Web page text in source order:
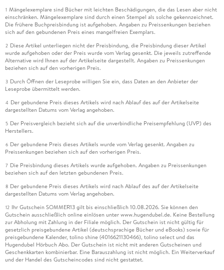
1 Mängelexemplare sind Bücher mit leichten Beschädigungen, die das Lesen aber nicht
einschränken. Mängelexemplare sind durch einen Stempel als solche gekennzeichnet.
Die frühere Buchpreisbindung ist aufgehoben. Angaben zu Preissenkungen beziehen
sich auf den gebundenen Preis eines mangelfreien Exemplars.
2 Diese Artikel unterliegen nicht der Preisbindung, die Preisbindung dieser Artikel
wurde aufgehoben oder der Preis wurde vom Verlag gesenkt. Die jeweils zutreffende
Alternative wird Ihnen auf der Artikelseite dargestellt. Angaben zu Preissenkungen
beziehen sich auf den vorherigen Preis.
3 Durch Öffnen der Leseprobe willigen Sie ein, dass Daten an den Anbieter der
Leseprobe übermittelt werden.
4 Der gebundene Preis dieses Artikels wird nach Ablauf des auf der Artikelseite
dargestellten Datums vom Verlag angehoben.
5 Der Preisvergleich bezieht sich auf die unverbindliche Preisempfehlung (UVP) des
Herstellers.
6 Der gebundene Preis dieses Artikels wurde vom Verlag gesenkt. Angaben zu
Preissenkungen beziehen sich auf den vorherigen Preis.
7 Die Preisbindung dieses Artikels wurde aufgehoben. Angaben zu Preissenkungen
beziehen sich auf den letzten gebundenen Preis.
8 Der gebundene Preis dieses Artikels wird nach Ablauf des auf der Artikelseite
dargestellten Datums vom Verlag angehoben.
12 Ihr Gutschein SOMMER13 gilt bis einschließlich 10.08.2026. Sie können den
Gutschein ausschließlich online einlösen unter www.hugendubel.de. Keine Bestellung
zur Abholung mit Zahlung in der Filiale möglich. Der Gutschein ist nicht gültig für
gesetzlich preisgebundene Artikel (deutschsprachige Bücher und eBooks) sowie für
preisgebundene Kalender, tolino shine (4016621130466), tolino select und das
Hugendubel Hörbuch Abo. Der Gutschein ist nicht mit anderen Gutscheinen und
Geschenkkarten kombinierbar. Eine Barauszahlung ist nicht möglich. Ein Weiterverkauf
und der Handel des Gutscheincodes sind nicht gestattet.